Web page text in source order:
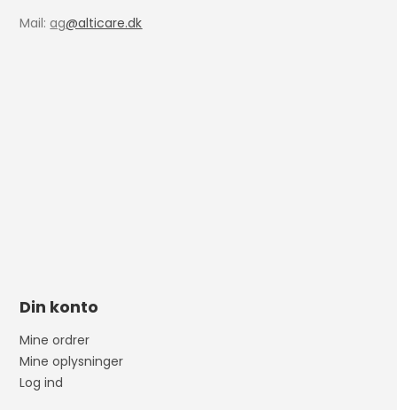
Mail:ag@alticare.dk
Din konto
Mine ordrer
Mine oplysninger
Log ind